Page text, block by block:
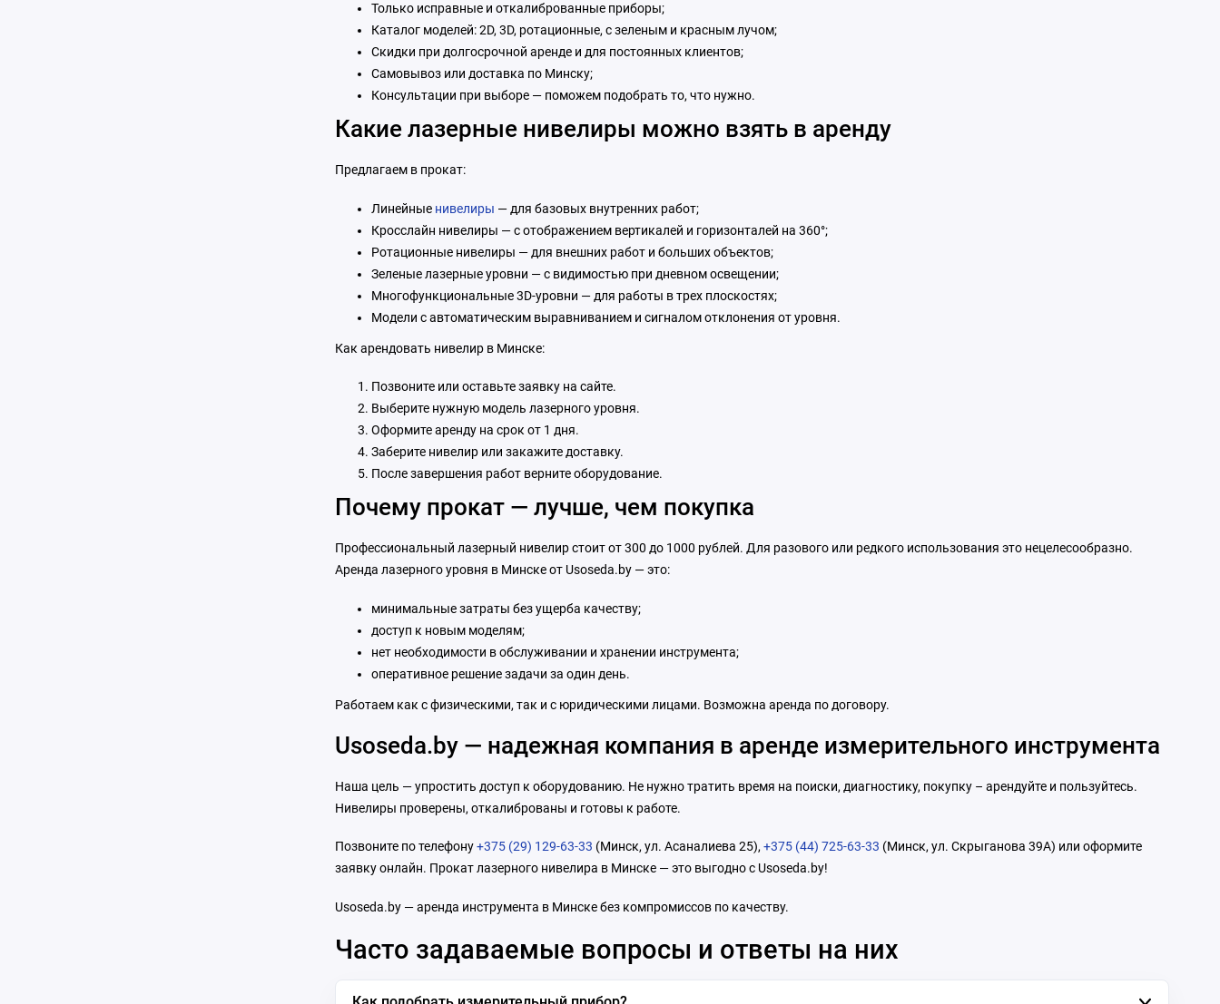
Только исправные и откалиброванные приборы;
Каталог моделей: 2D, 3D, ротационные, с зеленым и красным лучом;
Скидки при долгосрочной аренде и для постоянных клиентов;
Самовывоз или доставка по Минску;
Консультации при выборе — поможем подобрать то, что нужно.
Какие лазерные нивелиры можно взять в аренду
Предлагаем в прокат:
Линейные нивелиры — для базовых внутренних работ;
Кросслайн нивелиры — с отображением вертикалей и горизонталей на 360°;
Ротационные нивелиры — для внешних работ и больших объектов;
Зеленые лазерные уровни — с видимостью при дневном освещении;
Многофункциональные 3D-уровни — для работы в трех плоскостях;
Модели с автоматическим выравниванием и сигналом отклонения от уровня.
Как арендовать нивелир в Минске:
Позвоните или оставьте заявку на сайте.
Выберите нужную модель лазерного уровня.
Оформите аренду на срок от 1 дня.
Заберите нивелир или закажите доставку.
После завершения работ верните оборудование.
Почему прокат — лучше, чем покупка
Профессиональный лазерный нивелир стоит от 300 до 1000 рублей. Для разового или редкого использования это нецелесообразно.
Аренда лазерного уровня в Минске от Usoseda.by — это:
минимальные затраты без ущерба качеству;
доступ к новым моделям;
нет необходимости в обслуживании и хранении инструмента;
оперативное решение задачи за один день.
Работаем как с физическими, так и с юридическими лицами. Возможна аренда по договору.
Usoseda.by — надежная компания в аренде измерительного инструмента
Наша цель — упростить доступ к оборудованию. Не нужно тратить время на поиски, диагностику, покупку – арендуйте и пользуйтесь.
Нивелиры проверены, откалиброваны и готовы к работе.
Позвоните по телефону+375 (29) 129-63-33 (Минск, ул. Асаналиева 25),+375 (44) 725-63-33 (Минск, ул. Скрыганова 39А) или оформите
заявку онлайн. Прокат лазерного нивелира в Минске — это выгодно с Usoseda.by!
Usoseda.by — аренда инструмента в Минске без компромиссов по качеству.
Часто задаваемые вопросы и ответы на них